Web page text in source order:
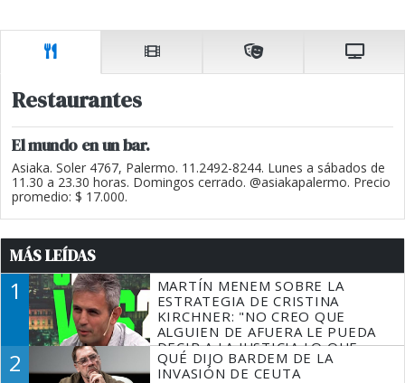
Restaurantes
El mundo en un bar.
Asiaka. Soler 4767, Palermo. 11.2492-8244. Lunes a sábados de
11.30 a 23.30 horas. Domingos cerrado. @asiakapalermo. Precio
promedio: $ 17.000.
MÁS LEÍDAS
1
MARTÍN MENEM SOBRE LA
ESTRATEGIA DE CRISTINA
KIRCHNER: "NO CREO QUE
ALGUIEN DE AFUERA LE PUEDA
DECIR A LA JUSTICIA LO QUE
TIENE QUE HACER"
2
QUÉ DIJO BARDEM DE LA
INVASIÓN DE CEUTA